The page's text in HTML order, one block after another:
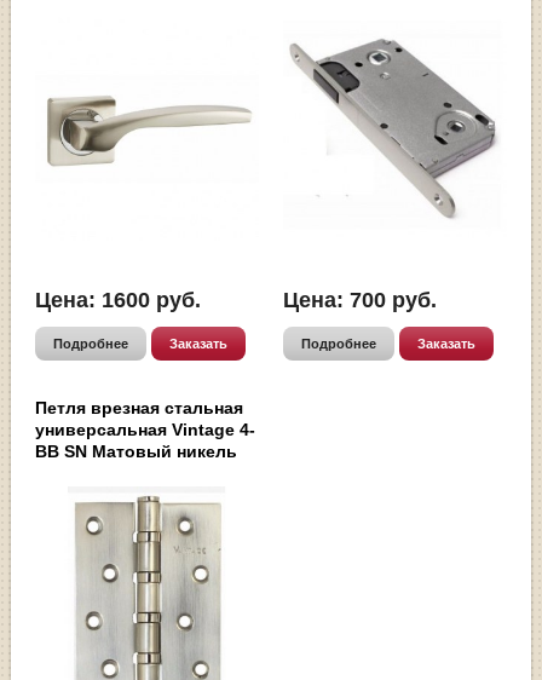
Цена: 1600 руб.
Подробнее Заказать
Цена: 700 руб.
Подробнее Заказать
Петля врезная стальная
универсальная Vintage 4-
BB SN Матовый никель